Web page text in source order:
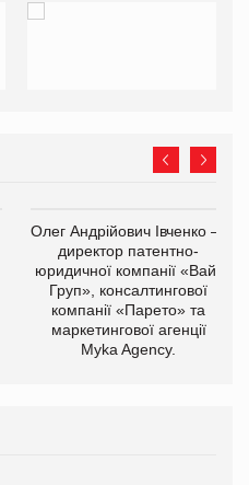
Олег Андрійович Івченко —
директор патентно-
юридичної компанії «Вайз
Груп», консалтингової
компанії «Парето» та
маркетингової агенції
Myka Agency.